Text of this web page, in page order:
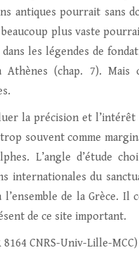
antiques pourrait sans
plus vaste
les légendes de
(chap. 7). Mais
la précision et
souvent comme
L’angle d’étude
internationales du
l’ensemble de la Grèce.
de ce site important.
CNRS-Univ-Lille-MCC)